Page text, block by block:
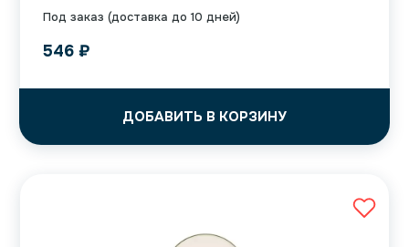
Под заказ (доставка до 10 дней)
546 ₽
ДОБАВИТЬ В КОРЗИНУ